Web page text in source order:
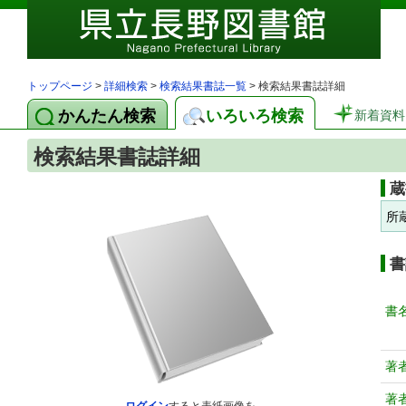
トップページ > 詳細検索 > 検索結果書誌一覧 > 検索結果書誌詳細
かんたん検索 いろいろ検索 新着資料
検索結果書誌詳細
所
書
著
著